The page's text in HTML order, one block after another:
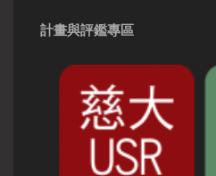
計畫與評鑑專區